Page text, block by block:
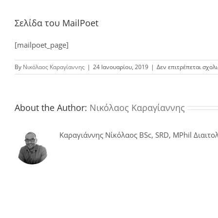
Σελίδα του MailPoet
[mailpoet_page]
By Νικόλαος Καραγίαννης | 24 Ιανουαρίου, 2019 | Δεν επιτρέπεται
About the Author: Νικόλαος Καραγίαννης
Καραγιάννης Νίκόλαος BSc, SRD, MPhil